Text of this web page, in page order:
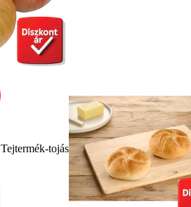
Tejtermék-tojás